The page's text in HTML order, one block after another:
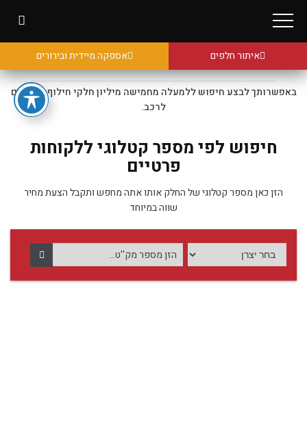
איתור חלפים אספקה מיידית ובירורים
באפשרותך לבצע חיפוש ללמעלה מחמישה מיליון חלקי חילוף מקוריים
לרכב.
חיפוש לפי מספר קטלוגי ללקוחות
פרטיים
הזן כאן מספר קטלוגי של החלק אותו אתה מחפש ותקבל הצעת מחיר
שווה במיוחד